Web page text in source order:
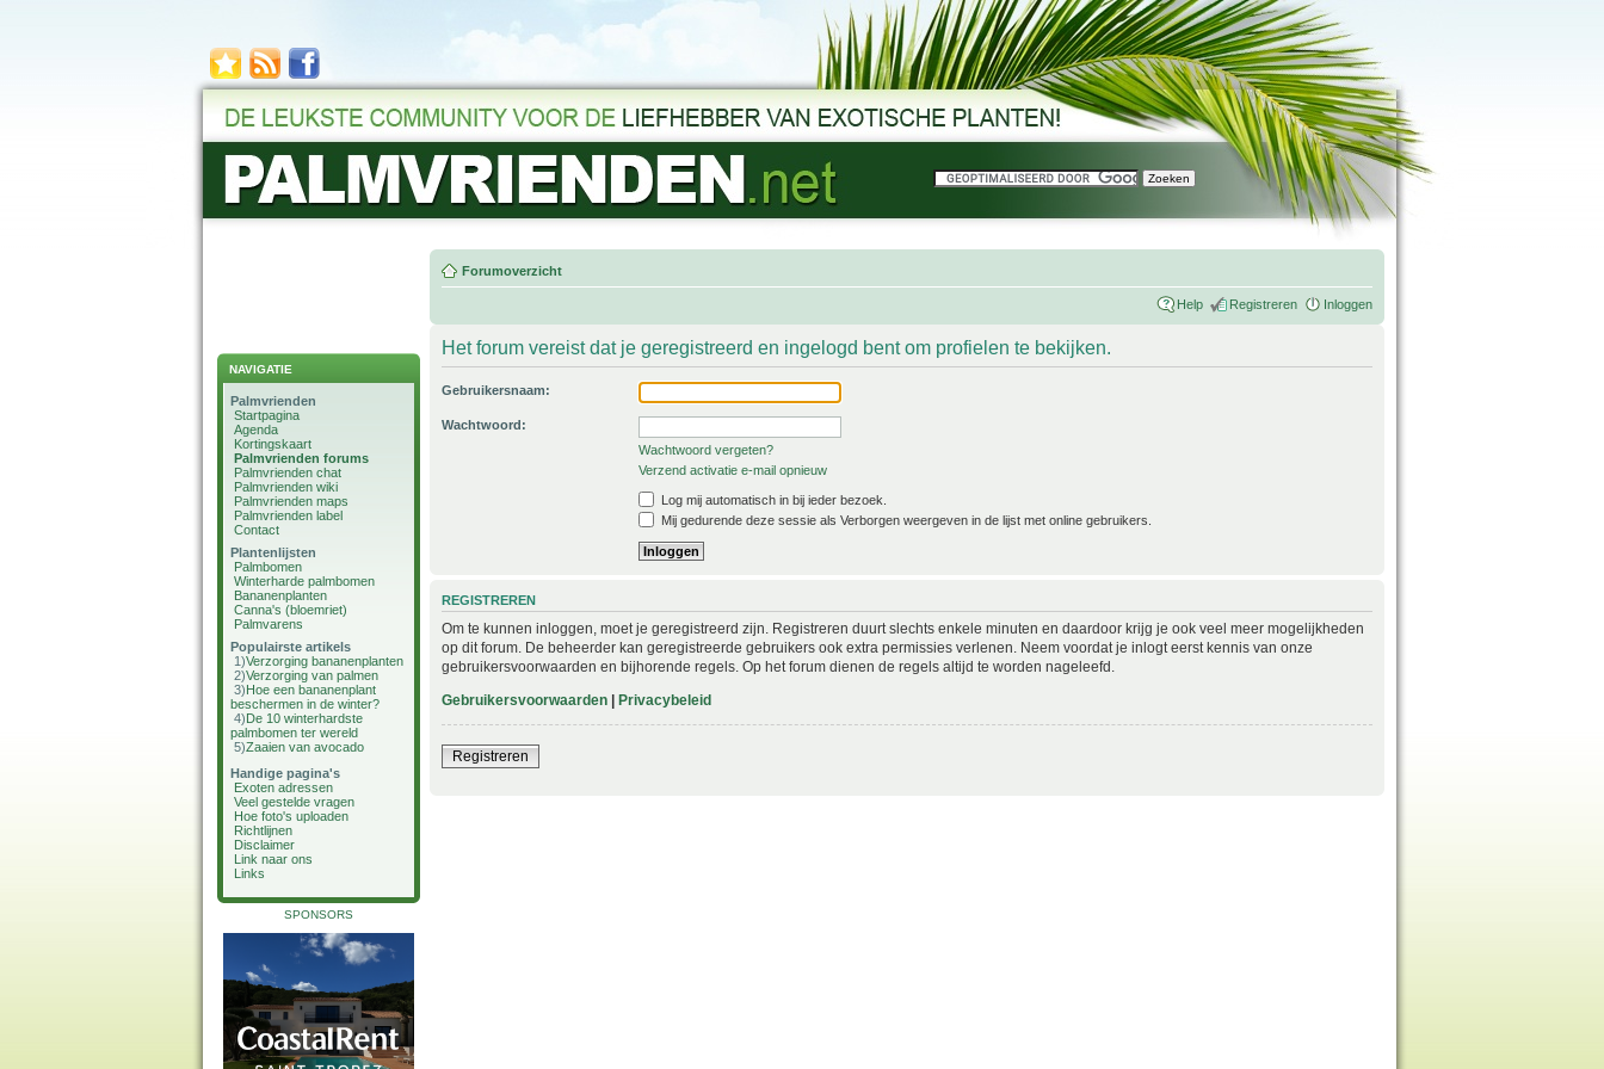
NAVIGATIE
Palmvrienden
Startpagina
Agenda
Kortingskaart
Palmvrienden forums
Palmvrienden chat
Palmvrienden wiki
Palmvrienden maps
Palmvrienden label
Contact
Plantenlijsten
Palmbomen
Winterharde palmbomen
Bananenplanten
Canna's (bloemriet)
Palmvarens
Populairste artikels
1)Verzorging bananenplanten
2)Verzorging van palmen
3)Hoe een bananenplant
beschermen in de winter?
4)De 10 winterhardste
palmbomen ter wereld
5)Zaaien van avocado
Handige pagina's
Exoten adressen
Veel gestelde vragen
Hoe foto's uploaden
Richtlijnen
Disclaimer
Link naar ons
Links
SPONSORS
Forumoverzicht
Help Registreren Inloggen
Het forum vereist dat je geregistreerd en ingelogd bent om profielen te bekijken.
Gebruikersnaam:
Wachtwoord:
Wachtwoord vergeten?
Verzend activatie e-mail opnieuw
Log mij automatisch in bij ieder bezoek.
Mij gedurende deze sessie als Verborgen weergeven in de lijst met online gebruikers.
REGISTREREN
Om te kunnen inloggen, moet je geregistreerd zijn. Registreren duurt slechts enkele minuten en daardoor krijg je ook veel meer mogelijkheden
op dit forum. De beheerder kan geregistreerde gebruikers ook extra permissies verlenen. Neem voordat je inlogt eerst kennis van onze
gebruikersvoorwaarden en bijhorende regels. Op het forum dienen de regels altijd te worden nageleefd.
Gebruikersvoorwaarden | Privacybeleid
Registreren